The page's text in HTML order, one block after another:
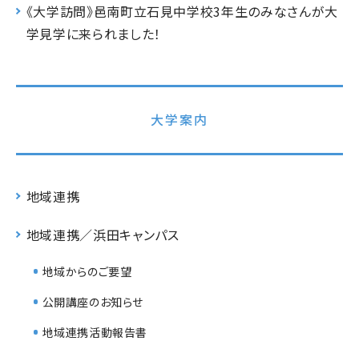
《大学訪問》邑南町立石見中学校3年生のみなさんが大
学見学に来られました！
大学案内
地域連携
地域連携／浜田キャンパス
地域からのご要望
公開講座のお知らせ
地域連携活動報告書